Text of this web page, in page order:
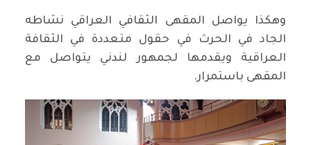
وهكذا يواصل المقهى الثقافي العراقي نشاطه
الجاد في الحرث في حقول متعددة في الثقافة
العراقية ويقدمها لجمهور لندني يتواصل مع
المقهى باستمرار.